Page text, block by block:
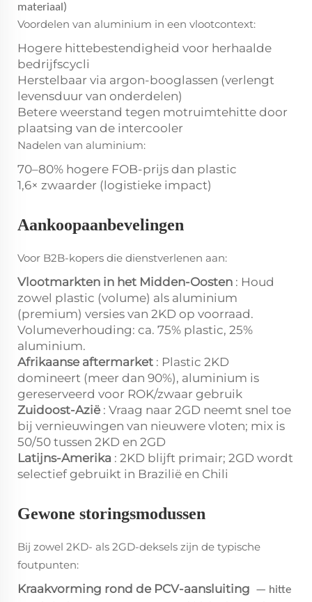
materiaal)
Voordelen van aluminium in een vlootcontext:
Hogere hittebestendigheid voor herhaalde
bedrijfscycli
Herstelbaar via argon-booglassen (verlengt
levensduur van onderdelen)
Betere weerstand tegen motruimtehitte door
plaatsing van de intercooler
Nadelen van aluminium:
70–80% hogere FOB-prijs dan plastic
1,6× zwaarder (logistieke impact)
Aankoopaanbevelingen
Voor B2B-kopers die dienstverlenen aan:
Vlootmarkten in het Midden-Oosten : Houd
zowel plastic (volume) als aluminium
(premium) versies van 2KD op voorraad.
Volumeverhouding: ca. 75% plastic, 25%
aluminium.
Afrikaanse aftermarket : Plastic 2KD
domineert (meer dan 90%), aluminium is
gereserveerd voor ROK/zwaar gebruik
Zuidoost-Azië : Vraag naar 2GD neemt snel toe
bij vernieuwingen van nieuwere vloten; mix is
50/50 tussen 2KD en 2GD
Latijns-Amerika : 2KD blijft primair; 2GD wordt
selectief gebruikt in Brazilië en Chili
Gewone storingsmodussen
Bij zowel 2KD- als 2GD-deksels zijn de typische
foutpunten:
Kraakvorming rond de PCV-aansluiting — hitte